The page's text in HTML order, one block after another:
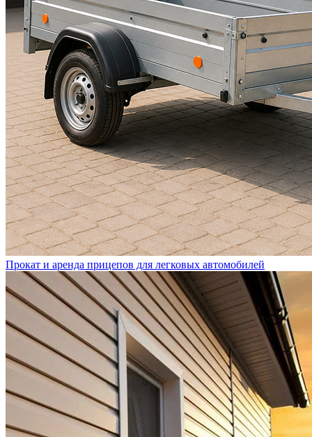
Прокат и аренда прицепов для легковых автомобилей